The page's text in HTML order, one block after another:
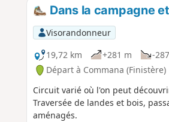
Dans la campagne
Visorandonneur
19,72 km
+281 m -
Départ à Commana (Finistère)
Circuit varié où l'on peut
Traversée de landes et bois,
aménagés.